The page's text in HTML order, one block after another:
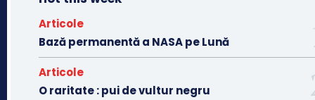
Articole
Bază permanentă a NASA pe Lună
Articole
O raritate : pui de vultur negru